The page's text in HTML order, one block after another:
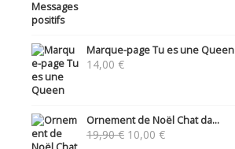
Marque-page Tu es une Queen
14,00 €
Ornement de Noël Chat da...
19,90€ Le
10,00 €Le